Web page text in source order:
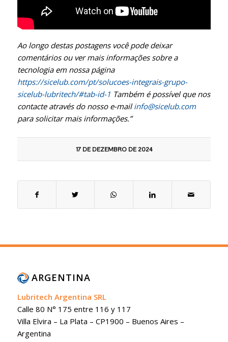
Ao longo destas postagens você pode deixar
comentários ou ver mais informações sobre a
tecnologia em nossa página
https://sicelub.com/pt/solucoes-integrais-grupo-
sicelub-lubritech/#tab-id-1 Também é possível que nos
contacte através do nosso e-mailinfo@sicelub.com
para solicitar mais informações.”
17 DE DEZEMBRO DE 2024
ARGENTINA
Lubritech Argentina SRL
Calle 80 N° 175 entre 116 y 117
Villa Elvira – La Plata – CP1900 – Buenos Aires –
Argentina